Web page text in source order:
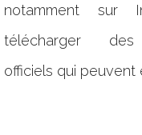
notamment sur
télécharger des
officiels qui peuvent